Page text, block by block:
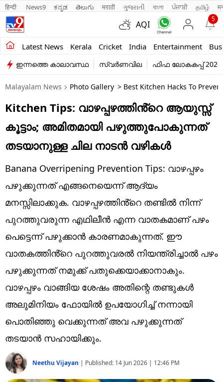
हिन्दी News9 ಕನ್ನಡ తెలుగు मराठी ગુજરાતી বাংলা ਪੰਜਾਬੀ தமிழ்
AQI
5
Latest News Kerala Cricket India Entertainment
Kerala
India
Entertainment
Business
Education
Lifestyle
world
Technology
Religion
Web Story
Photo
Short Videos
ഇന്നത്തെ കാലാവസ്ഥ സ്വർണവില ഫിഫ ലോകകപ്പ് 2026
Malayalam News Photo Gallery > Best Kitchen Hacks To
Kitchen Tips: വാഴപ്പഴത്തിൻ്റെ ആയുസ്സ്
കൂട്ടാം; അമിതമായി പഴുത്തുപോകുന്നത്
തടയാനുള്ള ചില നാടൻ വഴികൾ
Banana Overripening Prevention Tips: വാഴപ്പഴം
പഴുക്കുന്നത് എങ്ങനെയെന്ന് ആദ്യം
മനസ്സിലാക്കുക. വാഴപ്പഴത്തിൻ്റെ തണ്ടിൽ നിന്ന്
പുറത്തുവരുന്ന എഥിലീൻ എന്ന വാതകമാണ് പഴം
പെട്ടെന്ന് പഴുക്കാൻ കാരണമാകുന്നത്. ഈ
വാതകത്തിൻ്റെ പുറത്തുവരൽ നിയന്ത്രിച്ചാൽ പഴം
പഴുക്കുന്നത് നമുക്ക് പതുക്കെയാക്കാനാകും.
വാഴപ്പഴം വാങ്ങിയ ശേഷം അതിന്റെ തണ്ടുകൾ
അലുമിനിയം ഫോയിൽ ഉപയോഗിച്ച് നന്നായി
പൊതിഞ്ഞു വെക്കുന്നത് അവ പഴുക്കുന്നത്
തടയാൻ സഹായിക്കും.
Neethu Vijayan | Published: 14 Jun 2026 | 12:46 PM